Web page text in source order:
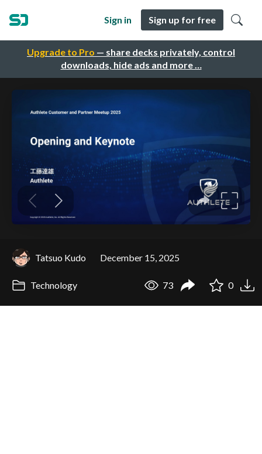
Upgrade to Pro — share decks privately, control
downloads, hide ads and more …
Sign in Sign up for free
Tatsuo Kudo December 15, 2025
Technology 73 0